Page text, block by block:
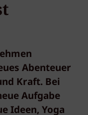
Abenteuer
Kraft. Bei
Aufgabe
Ideen, Yoga